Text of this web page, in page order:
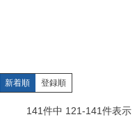
新着順 登録順
141件中 121-141件表示